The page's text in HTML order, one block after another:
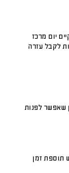
יום מרכז
לקבל עזרה
שאפשר לפנות
תוספת זמן